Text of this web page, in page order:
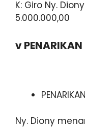
K: Giro
5.000.000,00
v
Ny. Diony